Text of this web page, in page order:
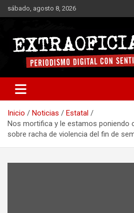
Saltar
al
sábado, agosto 8, 2026
Extraoficial
Inicio Noticias
Estatal
Nos mortifica y le estamos poniendo
sobre racha de violencia del fin de